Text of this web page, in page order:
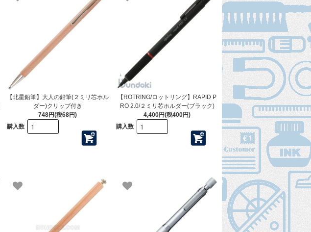
【北星鉛筆】大人の鉛筆(２ミリ芯ホル
ダー)クリップ付き
748円(税68円)
購入数
【ROTRING/ロットリング】RAPID P
RO 2.0/２ミリ芯ホルダー(ブラック)
4,400円(税400円)
購入数